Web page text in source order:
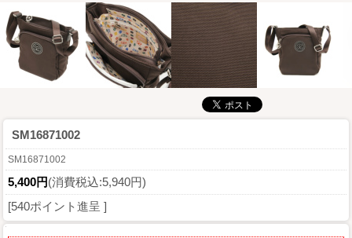
SM16871002
SM16871002
5,400円(消費税込:5,940円)
[540ポイント進呈 ]